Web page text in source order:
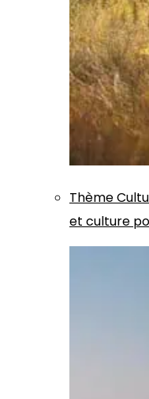
Thème
et culture